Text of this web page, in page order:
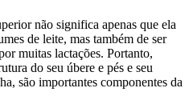
não significa apenas que ela
de leite, mas também de ser
muitas lactações. Portanto,
do seu úbere e pés e seu
são importantes componentes da